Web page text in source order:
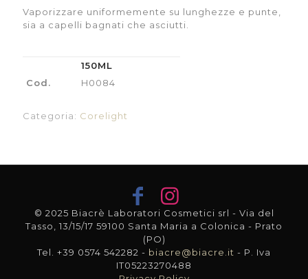
Vaporizzare uniformemente su lunghezze e punte,
sia a capelli bagnati che asciutti.
150ML
Cod.
H0084
Categoria: Corelight
© 2025 Biacrè Laboratori Cosmetici srl - Via del
Tasso, 13/15/17 59100 Santa Maria a Colonica - Prato
(PO)
Tel. +39 0574 542282 - biacre@biacre.it - P. Iva
IT05223270488